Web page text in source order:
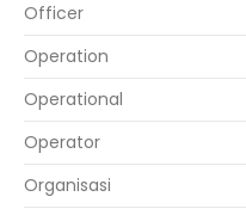
Officer
Operation
Operational
Operator
Organisasi